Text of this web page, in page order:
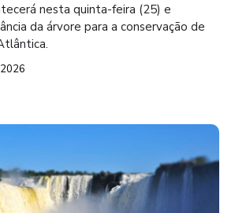
nesta quinta-feira (25) e
da árvore para a conservação de